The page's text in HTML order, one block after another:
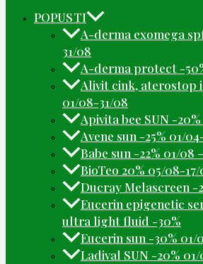
POPUSTI
A-derma exomega
31/08
A-derma protect -
Alivit cink, aterostop
01/08-31/08
Apivita bee SUN -
Avene sun -25% 01/
Babe sun -22% 01/08
BioTeo 20% 05/08-17/
Ducray Melascreen -
Eucerin epigenetic
ultra light fluid -30%
Eucerin sun -30% 01/
Ladival SUN -20%